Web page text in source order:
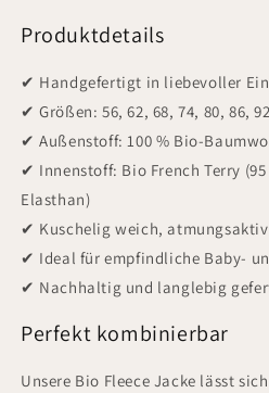
Produktdetails
✔ Handgefertigt in liebevoller
✔ Größen: 56, 62, 68, 74, 80, 86,
✔ Außenstoff: 100 % Bio-
✔ Innenstoff: Bio French Terry
Elasthan)
✔ Kuschelig weich,
✔ Ideal für empfindliche Baby-
✔ Nachhaltig und langlebig
Perfekt kombinierbar
Unsere Bio Fleece Jacke lässt